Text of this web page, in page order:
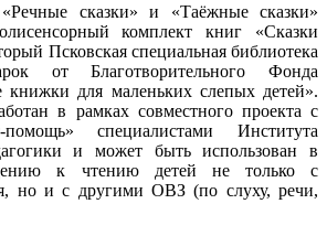
сказки» и «Таёжные сказки»
комплект книг «Сказки
Псковская специальная библиотека
от Благотворительного Фонда
книжки для маленьких слепых детей».
в рамках совместного проекта с
специалистами Института
и может быть использован в
к чтению детей не только с
но и с другими ОВЗ (по слуху, речи,